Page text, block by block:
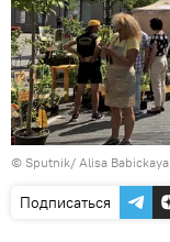
© Sputnik/ Alisa Babickaya
Подписаться